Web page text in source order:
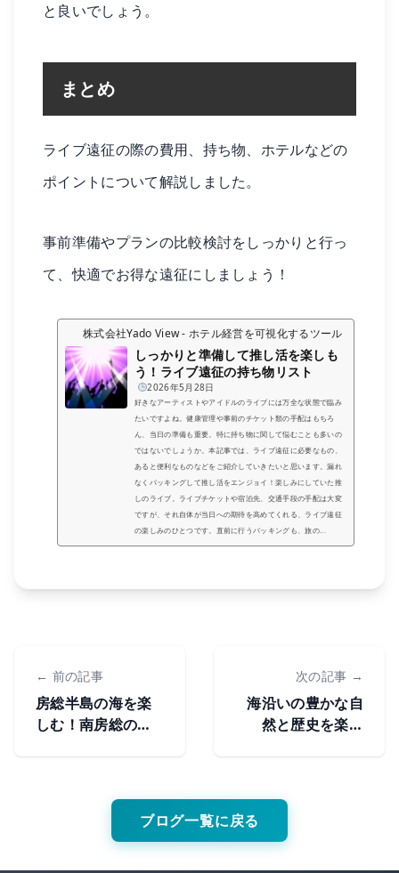
と良いでしょう。
まとめ
ライブ遠征の際の費用、持ち物、ホテルなどの
ポイントについて解説しました。
事前準備やプランの比較検討をしっかりと行っ
て、快適でお得な遠征にしましょう！
株式会社Yado View - ホテル経営を可視化するツール
しっかりと準備して推し活を楽しも
う！ライブ遠征の持ち物リスト
2026年5月28日
好きなアーティストやアイドルのライブには万全な状態で臨み
たいですよね。健康管理や事前のチケット類の手配はもちろ
ん、当日の準備も重要。特に持ち物に関して悩むことも多いの
ではないでしょうか。本記事では、ライブ遠征に必要なもの、
あると便利なものなどをご紹介していきたいと思います。漏れ
なくパッキングして推し活をエンジョイ！楽しみにしていた推
しのライブ。ライブチケットや宿泊先、交通手段の手配は大変
ですが、それ自体が当日への期待を高めてくれる、ライブ遠征
の楽しみのひとつです。直前に行うパッキングも、旅の...
← 前の記事
房総半島の海を楽
しむ！南房総の定
次の記事 →
海沿いの豊かな自
然と歴史を楽し
ブログ一覧に戻る